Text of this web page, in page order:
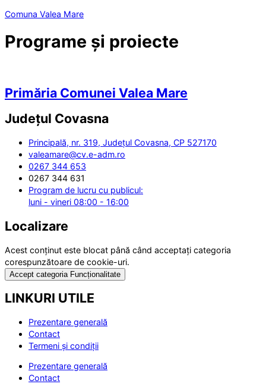
Comuna Valea Mare
Programe și proiecte
Primăria Comunei Valea Mare
Județul Covasna
Principală, nr. 319, Județul Covasna, CP 527170
valeamare@cv.e-adm.ro
0267 344 653
0267 344 631
Program de lucru cu publicul:
luni - vineri 08:00 - 16:00
Localizare
Acest conținut este blocat până când acceptați categoria
corespunzătoare de cookie-uri.
Accept categoria Funcționalitate
LINKURI UTILE
Prezentare generală
Contact
Termeni și condiții
Prezentare generală
Contact